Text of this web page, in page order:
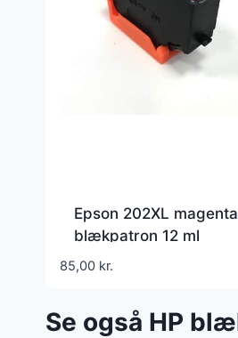
Epson 202XL magenta
blækpatron 12 ml
C13T02H34010 –
85,00 kr.
Se også HP